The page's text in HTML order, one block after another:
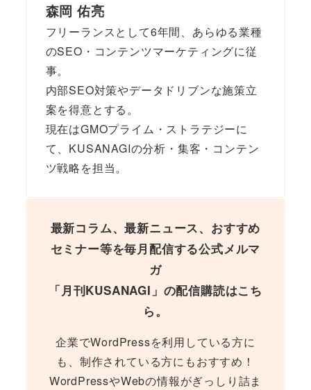
森岡 佑亮
フリーランスとして6年間、あらゆる業種
のSEO・コンテンツマーケティングに従
事。
内部SEO対策やデータドリブンな施策立
案を得意とする。
現在はGMOプライム・ストラテジーに
て、KUSANAGIの分析・集客・コンテン
ツ戦略を担当。
最新コラム、最新ニュース、おすすめ
セミナー等を毎月配信する公式メルマ
ガ
「月刊KUSANAGI」の配信購読はこち
ら。
企業でWordPressを利用している方に
も、制作されている方にもおすすめ！
WordPressやWebの情報がぎっしり詰ま